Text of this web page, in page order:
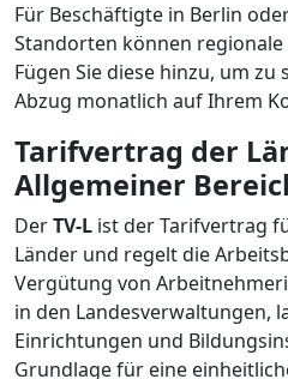
Für Beschäftigte in Berlin
Standorten können regionale
Fügen Sie diese hinzu, um zu
Abzug monatlich auf Ihrem
Tarifvertrag der
Allgemeiner
DerTV-L ist der Tarifvertrag
Länder und regelt die
Vergütung von
in den Landesverwaltungen,
Einrichtungen und
Grundlage für eine